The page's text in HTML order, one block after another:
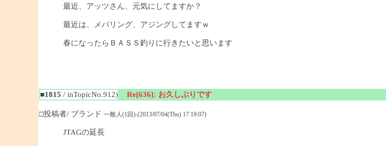
最近、アッツさん、元気にしてますか？
最近は、メバリング、アジングしてますｗ
春になったらＢＡＳＳ釣りに行きたいと思います
■1815 / inTopicNo.912)
Re[636]: お久しぶりです
□投稿者/ ブランド 一般人(1回)-(2013/07/04(Thu) 17:19:07)
JTAGの延長